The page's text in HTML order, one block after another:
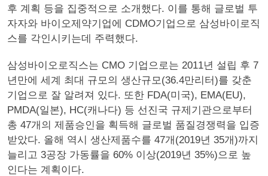
후 계획 등을 집중적으로 소개했다. 이를 통해 글로벌 투
자자와 바이오제약기업에 CDMO기업으로 삼성바이로직
스를 각인시키는데 주력했다.
삼성바이오로직스는 CMO 기업으로는 2011년 설립 후 7
년만에 세계 최대 규모의 생산규모(36.4만리터)를 갖춘
기업으로 잘 알려져 있다. 또한 FDA(미국), EMA(EU),
PMDA(일본), HC(캐나다) 등 선진국 규제기관으로부터
총 47개의 제품승인을 획득해 글로벌 품질경쟁력을 입증
받았다. 올해 역시 생산제품수를 47개(2019년 35개)까지
늘리고 3공장 가동률을 60% 이상(2019년 35%)으로 높
인다는 계획이다.